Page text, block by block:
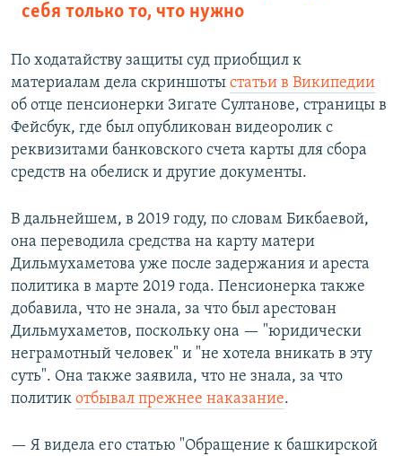
себя только то, что нужно
По ходатайству защиты суд приобщил к
материалам дела скриншоты статьи в Википедии
об отце пенсионерки Зигате Султанове, страницы в
Фейсбук, где был опубликован видеоролик с
реквизитами банковского счета карты для сбора
средств на обелиск и другие документы.
В дальнейшем, в 2019 году, по словам Бикбаевой,
она переводила средства на карту матери
Дильмухаметова уже после задержания и ареста
политика в марте 2019 года. Пенсионерка также
добавила, что не знала, за что был арестован
Дильмухаметов, поскольку она — "юридически
неграмотный человек" и "не хотела вникать в эту
суть". Она также заявила, что не знала, за что
политик отбывал прежнее наказание.
— Я видела его статью "Обращение к башкирской